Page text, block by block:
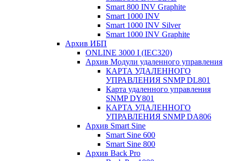
Smart 800 INV Graphite
Smart 1000 INV
Smart 1000 INV Silver
Smart 1000 INV Graphite
Архив ИБП
ONLINE 3000 I (IEC320)
Архив Модули удаленного управления
КАРТА УДАЛЕННОГО
УПРАВЛЕНИЯ SNMP DL801
Карта удаленного управления
SNMP DY801
КАРТА УДАЛЕННОГО
УПРАВЛЕНИЯ SNMP DА806
Архив Smart Sine
Smart Sine 600
Smart Sine 800
Архив Back Pro